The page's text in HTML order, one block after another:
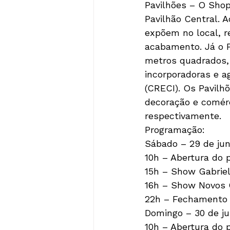
Pavilhões – O
Pavilhão Central.
expõem no local,
acabamento. Já o
metros
incorporadoras e
(CRECI). Os
decoração e
respectivamente.
Programação:
Sábado – 29 de
10h – Abertura do
15h – Show
16h – Show
22h –
Domingo – 30 de
10h – Abertura do